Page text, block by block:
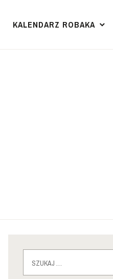
KALENDARZ ROBAKA